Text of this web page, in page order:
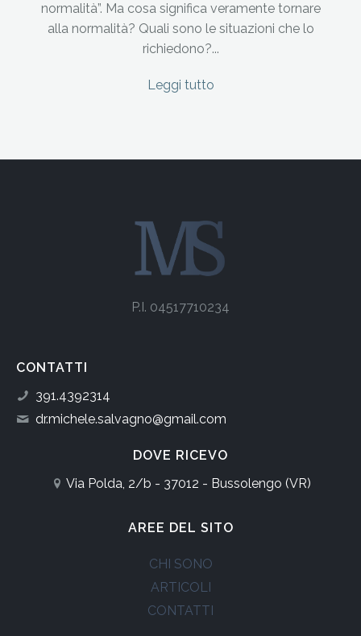
normalità”. Ma cosa significa veramente tornare
alla normalità? Quali sono le situazioni che lo
richiedono?...
Leggi tutto
P.I. 04517710234
CONTATTI
391.4392314
dr.michele.salvagno@gmail.com
DOVE RICEVO
Via Polda, 2/b - 37012 - Bussolengo (VR)
AREE DEL SITO
CHI SONO
ARTICOLI
CONTATTI